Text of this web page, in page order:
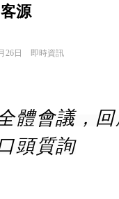
客源
26日 即時資訊
體會議，
頭質詢